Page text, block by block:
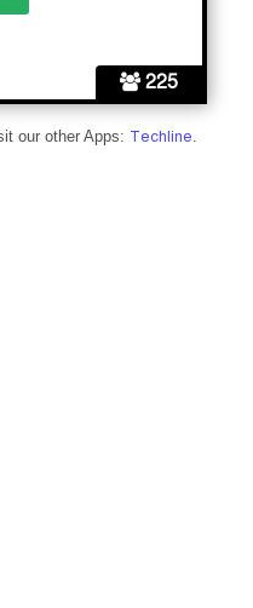
225
our other Apps: Techline.